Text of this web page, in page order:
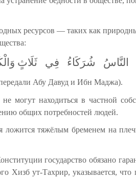
ресурсов — таких как
النَّاسُ شُرَكَاءُ فِي ثَلَاثٍ
Абу Давуд и Ибн Маджа).
находиться в частной
общих потребностей людей.
ложится тяжёлым бременем на
государство обязано
Хизб ут-Тахрир, указывается, что